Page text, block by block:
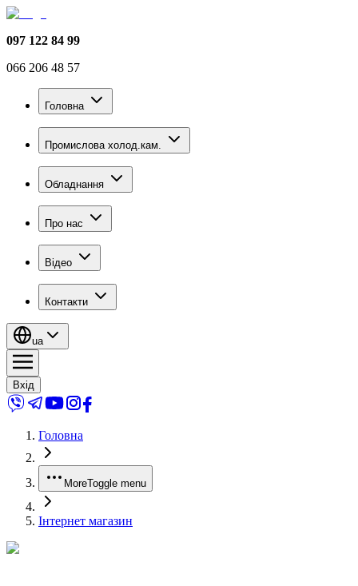
097 122 84 99
066 206 48 57
Головна
Промислова холод.кам.
Обладнання
Про нас
Відео
Контакти
ua
Вхід
Головна
MoreToggle menu
Інтернет магазин